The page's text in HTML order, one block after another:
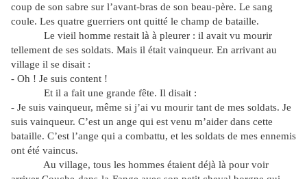
coup de son sabre sur l’avant-bras de son beau-père. Le sang
coule. Les quatre guerriers ont quitté le champ de bataille.
Le vieil homme restait là à pleurer : il avait vu mourir
tellement de ses soldats. Mais il était vainqueur. En arrivant au
village il se disait :
- Oh ! Je suis content !
Et il a fait une grande fête. Il disait :
- Je suis vainqueur, même si j’ai vu mourir tant de mes soldats. Je
suis vainqueur. C’est un ange qui est venu m’aider dans cette
bataille. C’est l’ange qui a combattu, et les soldats de mes ennemis
ont été vaincus.
Au village, tous les hommes étaient déjà là pour voir